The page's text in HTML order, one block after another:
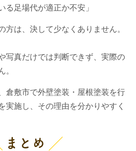
る足場代が適正か不安」
方は、決して少なくありません。
写真だけでは判断できず、実際の
。
倉敷市で外壁塗装・屋根塗装を行
実施し、その理由を分かりやすく
まとめ